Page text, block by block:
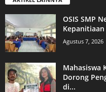
OSIS SMP
Kepanitiaan
Agustus 7, 2026
Mahasiswa
Dorong
di...